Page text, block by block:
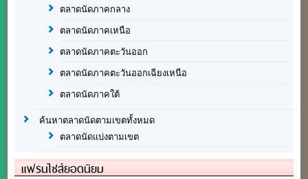
ตลาดนัดภาคกลาง
ตลาดนัดภาคเหนือ
ตลาดนัดภาคตะวันออก
ตลาดนัดภาคตะวันออกเฉียงเหนือ
ตลาดนัดภาคใต้
ค้นหาตลาดนัดตามเขตทั้งหมด
ตลาดนัดแบ่งตามเขต
แฟรนไชส์ยอดนิยม